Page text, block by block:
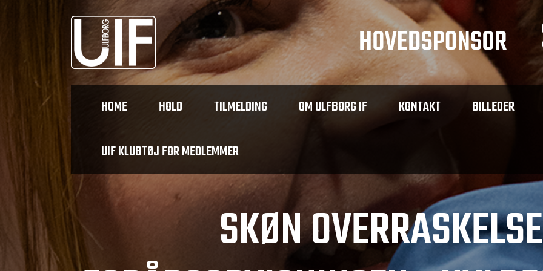
HOME HOLD TILMELDING OM ULFBORG IF KONTAKT BILLEDER
UIF KLUBTØJ FOR MEDLEMMER
SKØN